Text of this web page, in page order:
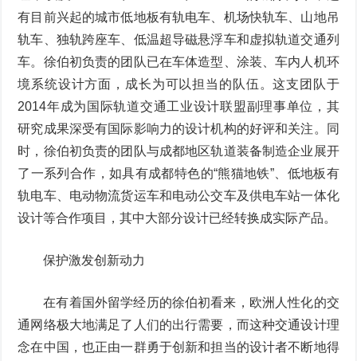
有目前兴起的城市低地板有轨电车、机场快轨车、山地吊
轨车、独轨跨座车、低温超导磁悬浮车和虚拟轨道交通列
车。徐伯初负责的团队已在车体造型、涂装、车内人机环
境系统设计方面，成长为可以担当的队伍。这支团队于
2014年成为国际轨道交通工业设计联盟副理事单位，其
研究成果深受有国际影响力的设计机构的好评和关注。同
时，徐伯初负责的团队与成都地区轨道装备制造企业展开
了一系列合作，如具有成都特色的“熊猫地铁”、低地板有
轨电车、电动物流货运车和电动公交车及供电车站一体化
设计等合作项目，其中大部分设计已经转换成实际产品。
保护激发创新动力
在有着国外留学经历的徐伯初看来，欧洲人性化的交
通网络极大地满足了人们的出行需要，而这种交通设计理
念在中国，也正由一群勇于创新和担当的设计者不断地得